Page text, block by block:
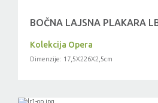
BOČNA LAJSNA PLAKARA
Kolekcija Opera
Dimenzije: 17,5X226X2,5cm